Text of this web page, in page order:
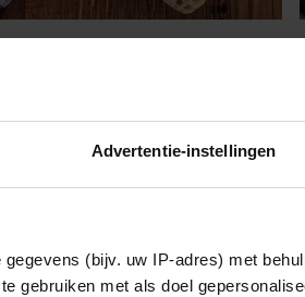
Advertentie-instellingen
(bijv. uw IP-adres) met
gebruiken met als doel
zó verrukkelijk dat je het met